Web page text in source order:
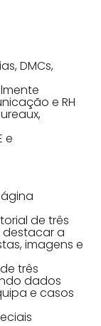
DMCs,
e RH
e
de três
a
imagens e
três
dados
e casos